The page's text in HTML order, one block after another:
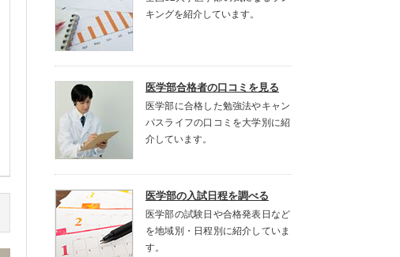
キングを紹介しています。
医学部合格者の口コミを見る
医学部に合格した勉強法やキャン
パスライフの口コミを大学別に紹
介しています。
医学部の入試日程を調べる
医学部の試験日や合格発表日など
を地域別・日程別に紹介していま
す。